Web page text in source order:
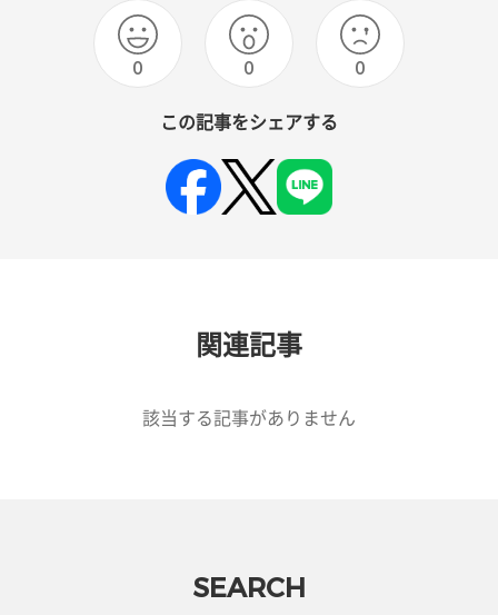
0 0 0
この記事をシェアする
関連記事
該当する記事がありません
SEARCH